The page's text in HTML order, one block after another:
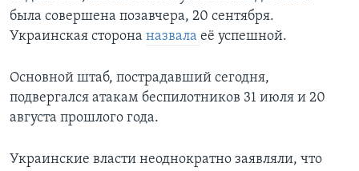
была совершена позавчера, 20 сентября.
Украинская сторона назвала её успешной.
Основной штаб, пострадавший сегодня,
подвергался атакам беспилотников 31 июля и 20
августа прошлого года.
Украинские власти неоднократно заявляли, что